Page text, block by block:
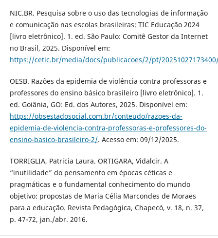
NIC.BR. Pesquisa sobre o uso das tecnologias de informação
e comunicação nas escolas brasileiras: TIC Educação 2024
[livro eletrônico]. 1. ed. São Paulo: Comitê Gestor da Internet
no Brasil, 2025. Disponível em:
https://cetic.br/media/docs/publicacoes/2/pt/
OESB. Razões da epidemia de violência contra professoras e
professores do ensino básico brasileiro [livro eletrônico]. 1.
ed. Goiânia, GO: Ed. dos Autores, 2025. Disponível em:
https://obsestadosocial.com.br/conteudo/razoes-da-
epidemia-de-violencia-contra-professoras-e-professores-do-
ensino-basico-brasileiro-2/. Acesso em: 09/12/2025.
TORRIGLIA, Patricia Laura. ORTIGARA, Vidalcir. A
“inutilidade” do pensamento em épocas céticas e
pragmáticas e o fundamental conhecimento do mundo
objetivo: propostas de Maria Célia Marcondes de Moraes
para a educação. Revista Pedagógica, Chapecó, v. 18, n. 37,
p. 47-72, jan./abr. 2016.